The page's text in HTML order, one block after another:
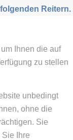
Reitern.
Ihnen die auf
zu stellen
unbedingt
ohne die
Sie
Ihre